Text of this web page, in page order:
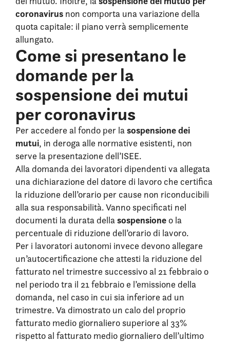
coronavirus non comporta una variazione della
quota capitale: il piano verrà semplicemente
allungato.
Come si presentano le
domande per la
sospensione dei mutui
per coronavirus
Per accedere al fondo per lasospensione dei
mutui, in deroga alle normative esistenti, non
serve la presentazione dell’ISEE.
Alla domanda dei lavoratori dipendenti va allegata
una dichiarazione del datore di lavoro che certifica
la riduzione dell’orario per cause non riconducibili
alla sua responsabilità. Vanno specificati nel
documenti la durata dellasospensione o la
percentuale di riduzione dell’orario di lavoro.
Per i lavoratori autonomi invece devono allegare
un’autocertificazione che attesti la riduzione del
fatturato nel trimestre successivo al 21 febbraio o
nel periodo tra il 21 febbraio e l’emissione della
domanda, nel caso in cui sia inferiore ad un
trimestre. Va dimostrato un calo del proprio
fatturato medio giornaliero superiore al 33%
rispetto al fatturato medio giornaliero dell’ultimo